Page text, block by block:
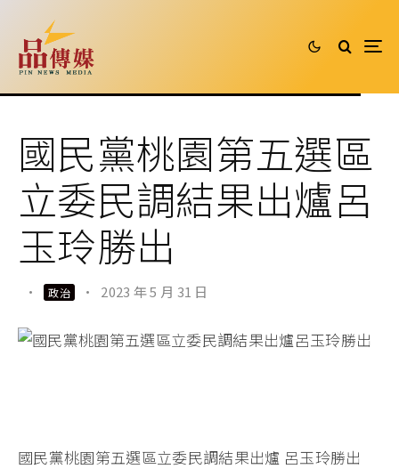
國民黨桃園第五選區
立委民調結果出爐呂
玉玲勝出
· 政治 · 2023 年 5 月 31 日
國民黨桃園第五選區立委民調結果出爐 呂玉玲勝出